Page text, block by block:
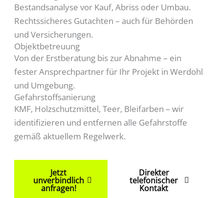
Bestandsanalyse vor Kauf, Abriss oder Umbau.
Rechtssicheres Gutachten – auch für Behörden
und Versicherungen.
Objektbetreuung
Von der Erstberatung bis zur Abnahme – ein
fester Ansprechpartner für Ihr Projekt in Werdohl
und Umgebung.
Gefahrstoffsanierung
KMF, Holzschutzmittel, Teer, Bleifarben – wir
identifizieren und entfernen alle Gefahrstoffe
gemäß aktuellem Regelwerk.
Jetzt
unverbindlich
anfragen!
Direkter
telefonischer
Kontakt